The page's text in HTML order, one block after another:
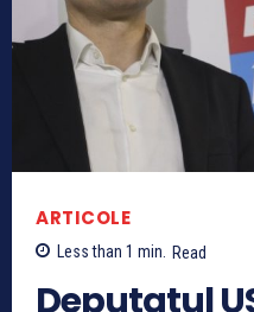
ARTICOLE
Less than 1 min. Read
Deputatul